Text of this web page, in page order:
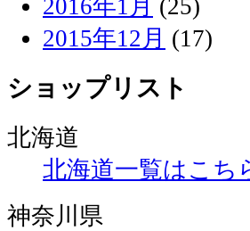
2016年1月 (25)
2015年12月 (17)
ショップリスト
北海道
北海道一覧はこち
神奈川県